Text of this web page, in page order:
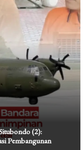
(2):
Pembangunan